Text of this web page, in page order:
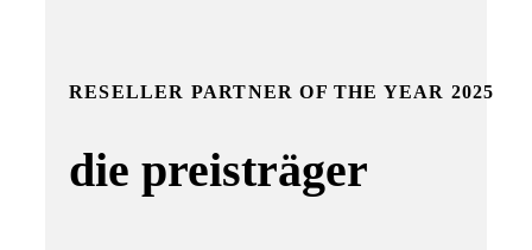
RESELLER PARTNER OF THE YEAR 2025
die preisträger